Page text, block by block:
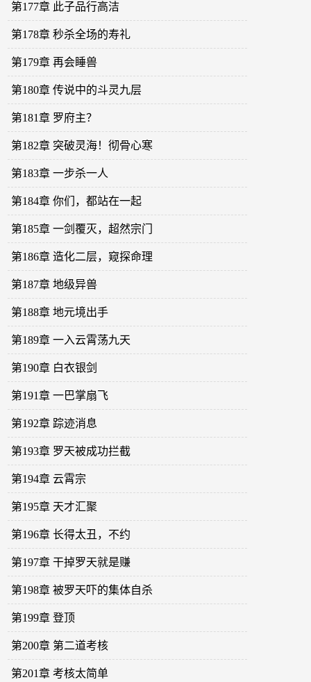
第177章 此子品行高洁
第178章 秒杀全场的寿礼
第179章 再会睡兽
第180章 传说中的斗灵九层
第181章 罗府主？
第182章 突破灵海！彻骨心寒
第183章 一步杀一人
第184章 你们，都站在一起
第185章 一剑覆灭，超然宗门
第186章 造化二层，窥探命理
第187章 地级异兽
第188章 地元境出手
第189章 一入云霄荡九天
第190章 白衣银剑
第191章 一巴掌扇飞
第192章 踪迹消息
第193章 罗天被成功拦截
第194章 云霄宗
第195章 天才汇聚
第196章 长得太丑，不约
第197章 干掉罗天就是赚
第198章 被罗天吓的集体自杀
第199章 登顶
第200章 第二道考核
第201章 考核太简单